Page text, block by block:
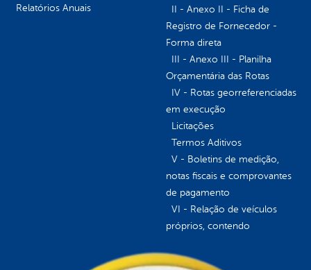
Relatórios Anuais
II - Anexo II - Ficha de
Registro de Fornecedor -
Forma direta
III - Anexo III - Planilha
Orçamentária das Rotas
IV - Rotas georreferenciadas
em execução
Licitações
Termos Aditivos
V - Boletins de medição,
notas fiscais e comprovantes
de pagamento
VI - Relação de veículos
próprios, contendo